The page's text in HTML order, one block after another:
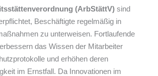
(ArbStättV) sind
Beschäftigte regelmäßig in
zu unterweisen. Fortlaufende
das Wissen der Mitarbeiter
und erhöhen deren
im Ernstfall. Da Innovationen im